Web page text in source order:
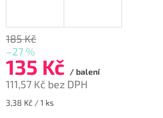
185 Kč
–27 %
135 Kč / balení
111,57 Kč bez DPH
Měrná
3,38 Kč / 1 ks